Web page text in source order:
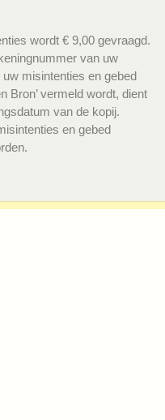
wordt € 9,00 gevraagd.
van uw
misintenties en gebed
Bron’ vermeld wordt, dient
van de kopij.
en gebed